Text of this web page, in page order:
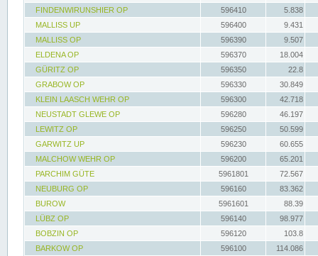
FINDENWIRUNSHIER OP
596410
5.838
MALLISS UP
596400
9.431
MALLISS OP
596390
9.507
ELDENA OP
596370
18.004
GÜRITZ OP
596350
22.8
GRABOW OP
596330
30.849
KLEIN LAASCH WEHR OP
596300
42.718
NEUSTADT GLEWE OP
596280
46.197
LEWITZ OP
596250
50.599
GARWITZ UP
596230
60.655
MALCHOW WEHR OP
596200
65.201
PARCHIM GÜTE
5961801
72.567
NEUBURG OP
596160
83.362
BUROW
5961601
88.39
LÜBZ OP
596140
98.977
BOBZIN OP
596120
103.8
BARKOW OP
596100
114.086